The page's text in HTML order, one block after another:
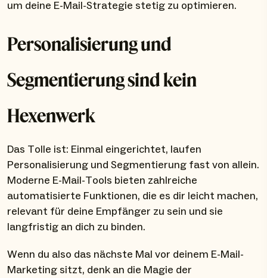
um deine E-Mail-Strategie stetig zu optimieren.
Personalisierung und
Segmentierung sind kein
Hexenwerk
Das Tolle ist: Einmal eingerichtet, laufen
Personalisierung und Segmentierung fast von allein.
Moderne E-Mail-Tools bieten zahlreiche
automatisierte Funktionen, die es dir leicht machen,
relevant für deine Empfänger zu sein und sie
langfristig an dich zu binden.
Wenn du also das nächste Mal vor deinem E-Mail-
Marketing sitzt, denk an die Magie der